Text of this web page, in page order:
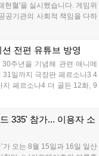
헌혈'을 실시했습니다. 게임위
공기관의 사회적 책임을 다하
등 14개 기관 임직원이 동참
사의 뜻을 전하며 헌혈 문화
전편 유튜브 방영
주년을 기념해 관련 애니메
31일까지 극장판 페르소나3 4
페르소나4 더 골든 12화, 9
즈가 순차 공개됩니다. 또한
335' 참가... 이용자 소
가 오는 8월 15일과 16일 일산